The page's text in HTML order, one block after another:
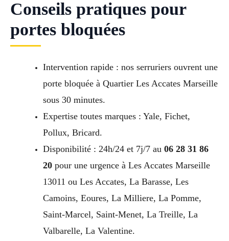
Conseils pratiques pour
portes bloquées
Intervention rapide : nos serruriers ouvrent une
porte bloquée à Quartier Les Accates Marseille
sous 30 minutes.
Expertise toutes marques : Yale, Fichet,
Pollux, Bricard.
Disponibilité : 24h/24 et 7j/7 au 06 28 31 86
20pour une urgence à Les Accates Marseille
13011 ou Les Accates, La Barasse, Les
Camoins, Eoures, La Milliere, La Pomme,
Saint-Marcel, Saint-Menet, La Treille, La
Valbarelle, La Valentine.